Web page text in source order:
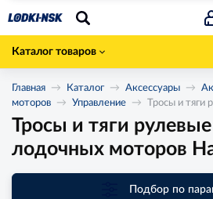
Каталог товаров
Главная Каталог Аксессуары
моторов
Управление Тросы и тяги
Тросы и тяги
лодочных моторов
Подбор по